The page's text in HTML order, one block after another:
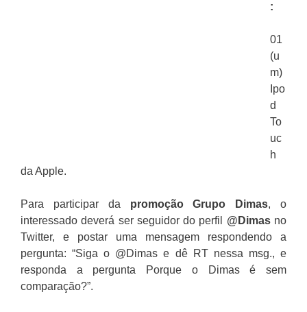
:
01
(u
m)
Ipo
d
To
uc
h
da Apple.
Para participar da promoçãoGrupo Dimas, o
interessado deverá ser seguidor do perfil @Dimasno
Twitter, e postar uma mensagem respondendo a
pergunta: “Siga o @Dimas e dê RT nessa msg., e
responda a pergunta Porque o Dimas é sem
comparação?”.